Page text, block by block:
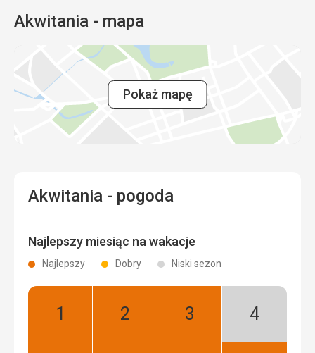
Akwitania - mapa
Pokaż mapę
Akwitania - pogoda
Najlepszy miesiąc na wakacje
Najlepszy Dobry Niski sezon
Styczeń:
Luty:
Marzec:
Kwiecień: